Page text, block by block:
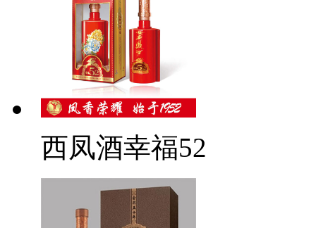
西凤酒幸福52